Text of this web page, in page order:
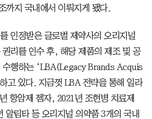
까지 국내에서 이뤄지게 됐다.
인정받은 글로벌 제약사의 오리지널
리를 인수 후, 해당 제품의 제조 및 공
수행하는 ‘LBA(Legacy Brands Acquis
고 있다. 지금껏 LBA 전략을 통해 일라
항암제 젬자, 2021년 조현병 치료제
알림타 등 오리지널 의약품 3개의 국내